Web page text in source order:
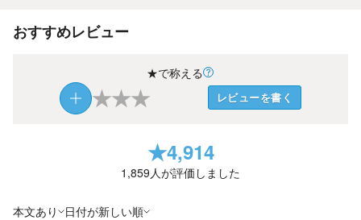
おすすめレビュー
★で称える
★★★ レビューを書く
★4,914
1,859人が評価しました
本文あり 日付が新しい順